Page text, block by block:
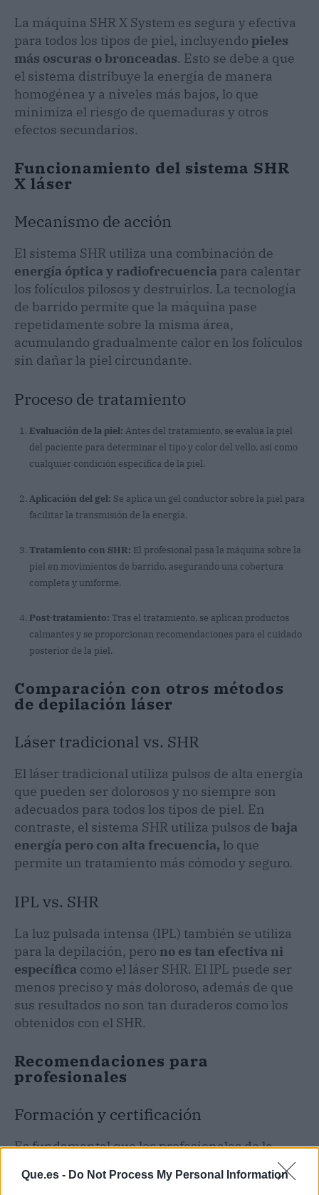
Que.es - Do Not Process My Personal Information
La máquina SHR X System es segura y efectiva
para todos los tipos de piel, incluyendo pieles
más oscuras o bronceadas. Esto se debe a que
el sistema distribuye la energía de manera
homogénea y a niveles más bajos, lo que
minimiza el riesgo de quemaduras y otros
efectos secundarios.
Funcionamiento del sistema SHR
X láser
Mecanismo de acción
El sistema SHR utiliza una combinación de
energía óptica y radiofrecuencia para calentar
los folículos pilosos y destruirlos. La tecnología
de barrido permite que la máquina pase
repetidamente sobre la misma área,
acumulando gradualmente calor en los folículos
sin dañar la piel circundante.
Proceso de tratamiento
Evaluación de la piel: Antes del tratamiento, se evalúa la piel
del paciente para determinar el tipo y color del vello, así como
cualquier condición específica de la piel.
Aplicación del gel: Se aplica un gel conductor sobre la piel para
facilitar la transmisión de la energía.
Tratamiento con SHR: El profesional pasa la máquina sobre la
piel en movimientos de barrido, asegurando una cobertura
completa y uniforme.
Post-tratamiento: Tras el tratamiento, se aplican productos
calmantes y se proporcionan recomendaciones para el cuidado
posterior de la piel.
Comparación con otros métodos
de depilación láser
Láser tradicional vs. SHR
El láser tradicional utiliza pulsos de alta energía
que pueden ser dolorosos y no siempre son
adecuados para todos los tipos de piel. En
contraste, el sistema SHR utiliza pulsos de baja
energía pero con alta frecuencia, lo que
permite un tratamiento más cómodo y seguro.
IPL vs. SHR
La luz pulsada intensa (IPL) también se utiliza
para la depilación, pero no es tan efectiva ni
específica como el láser SHR. El IPL puede ser
menos preciso y más doloroso, además de que
sus resultados no son tan duraderos como los
obtenidos con el SHR.
Recomendaciones para
profesionales
Formación y certificación
Es fundamental que los profesionales de la
estética que utilicen la máquina de depilación
láser SHR X Systemreciban la formación